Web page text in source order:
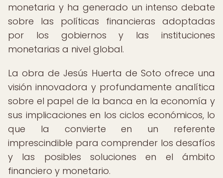
monetaria y ha generado un intenso debate
sobre las políticas financieras adoptadas
por los gobiernos y las instituciones
monetarias a nivel global.
La obra de Jesús Huerta de Soto ofrece una
visión innovadora y profundamente analítica
sobre el papel de la banca en la economía y
sus implicaciones en los ciclos económicos, lo
que la convierte en un referente
imprescindible para comprender los desafíos
y las posibles soluciones en el ámbito
financiero y monetario.